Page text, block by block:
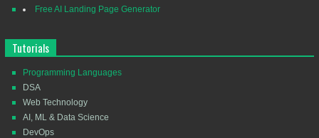
Free AI Landing Page Generator
Tutorials
Programming Languages
DSA
Web Technology
AI, ML & Data Science
DevOps